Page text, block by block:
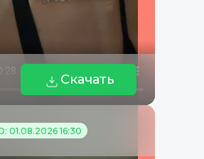
Скачать
01.08.2026 16:30